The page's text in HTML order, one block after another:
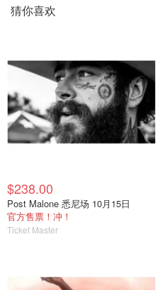
猜你喜欢
$238.00
Post Malone 悉尼场 10月15日
官方售票！冲！
Ticket Master